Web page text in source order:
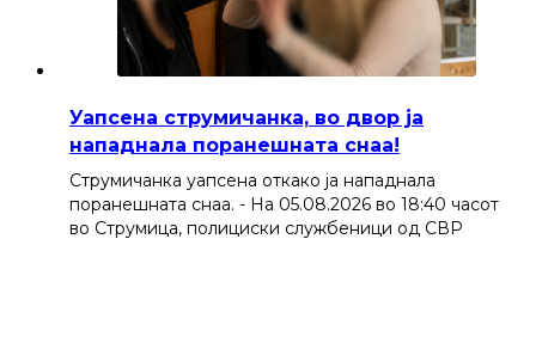
Уапсена струмичанка, во двор ја
нападнала поранешната снаа!
Струмичанка уапсена откако ја нападнала
поранешната снаа. - На 05.08.2026 во 18:40 часот
во Струмица, полициски службеници од СВР